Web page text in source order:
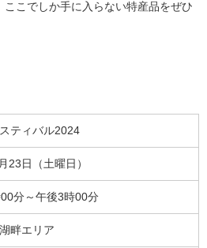
こでしか手に入らない特産品をぜひ
ティバル2024
23日（土曜日）
分～午後3時00分
畔エリア